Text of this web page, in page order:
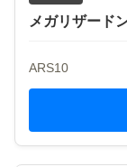
メガリザード
ARS10